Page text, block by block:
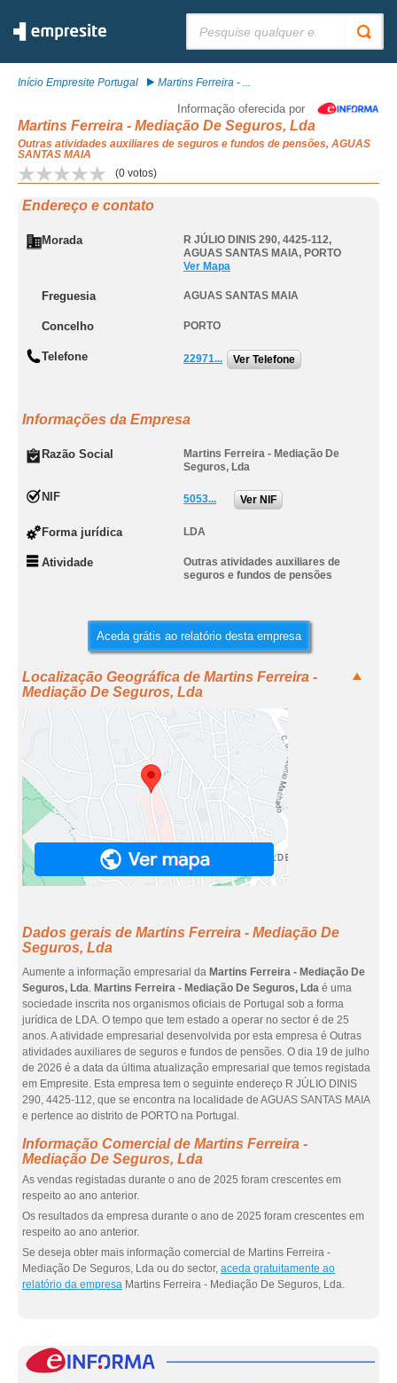
Início Empresite Portugal Martins Ferreira - ...
Informação oferecida por
Martins Ferreira - Mediação De Seguros, Lda
Outras atividades auxiliares de seguros e fundos de pensões, AGUAS
SANTAS MAIA
(0 votos)
Endereço e contato
Morada R JÚLIO DINIS 290, 4425-112,
AGUAS SANTAS MAIA, PORTO
Ver Mapa
Freguesia AGUAS SANTAS MAIA
Concelho PORTO
Telefone 22971... Ver Telefone
Informações da Empresa
Razão Social
Martins Ferreira - Mediação De
Seguros, Lda
NIF 5053... Ver NIF
Forma jurídica LDA
Atividade
Outras atividades auxiliares de
seguros e fundos de pensões
Aceda grátis ao relatório desta empresa
Localização Geográfica de Martins Ferreira -
Mediação De Seguros, Lda
Dados gerais de Martins Ferreira - Mediação De
Seguros, Lda
Aumente a informação empresarial da Martins Ferreira - Mediação De
Seguros, Lda. Martins Ferreira - Mediação De Seguros, Lda é uma
sociedade inscrita nos organismos oficiais de Portugal sob a forma
jurídica de LDA. O tempo que tem estado a operar no sector é de 25
anos. A atividade empresarial desenvolvida por esta empresa é Outras
atividades auxiliares de seguros e fundos de pensões. O dia 19 de julho
de 2026 é a data da última atualização empresarial que temos registada
em Empresite. Esta empresa tem o seguinte endereço R JÚLIO DINIS
290, 4425-112, que se encontra na localidade de AGUAS SANTAS MAIA
e pertence ao distrito de PORTO na Portugal.
Informação Comercial de Martins Ferreira -
Mediação De Seguros, Lda
As vendas registadas durante o ano de 2025 foram crescentes em
respeito ao ano anterior.
Os resultados da empresa durante o ano de 2025 foram crescentes em
respeito ao ano anterior.
Se deseja obter mais informação comercial de Martins Ferreira -
Mediação De Seguros, Lda ou do sector, aceda gratuitamente ao
relatório da empresa Martins Ferreira - Mediação De Seguros, Lda.